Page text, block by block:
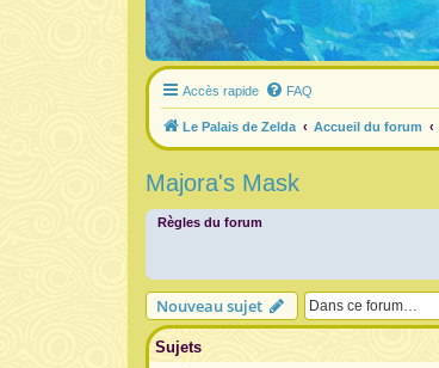
Accès rapide FAQ
Le Palais de Zelda Accueil du forum
Majora's Mask
Règles du forum
Nouveau sujet
Sujets